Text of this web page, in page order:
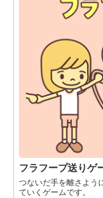
フラフープ送りゲ
つないだ手を離さよう
ていくゲームです。